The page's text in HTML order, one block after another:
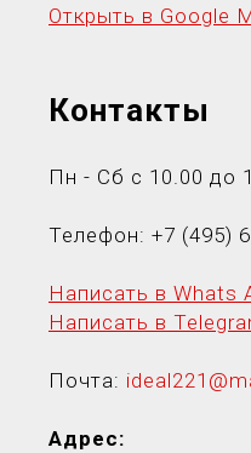
Открыть в Google
Контакты
Пн - Сб с 10.00 до
Телефон: +7 (495)
Написать в Whats
Написать в
Почта:
Адрес: